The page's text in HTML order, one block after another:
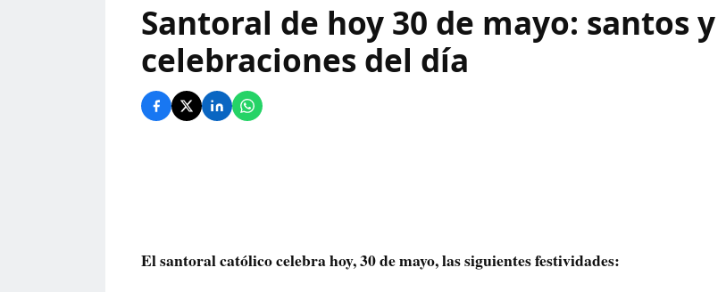
Santoral de hoy 30 de mayo: santos y
celebraciones del día
El santoral católico celebra hoy, 30 de mayo, las siguientes festividades: